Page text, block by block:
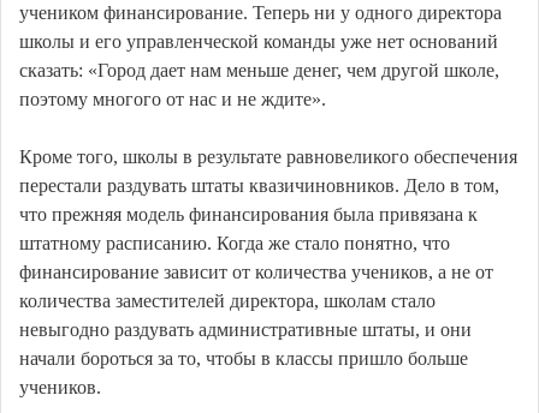
учеником финансирование. Теперь ни у одного директора
школы и его управленческой команды уже нет оснований
сказать: «Город дает нам меньше денег, чем другой школе,
поэтому многого от нас и не ждите».
Кроме того, школы в результате равновеликого обеспечения
перестали раздувать штаты квазичиновников. Дело в том,
что прежняя модель финансирования была привязана к
штатному расписанию. Когда же стало понятно, что
финансирование зависит от количества учеников, а не от
количества заместителей директора, школам стало
невыгодно раздувать административные штаты, и они
начали бороться за то, чтобы в классы пришло больше
учеников.